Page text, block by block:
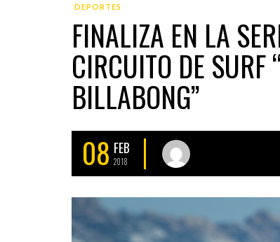
DEPORTES
FINALIZA EN LA
CIRCUITO DE SURF
BILLABONG”
08 FEB
2018